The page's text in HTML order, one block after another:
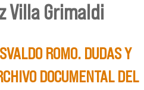
aquí
Villa Grimaldi
ROMO. DUDAS Y
DOCUMENTAL DEL